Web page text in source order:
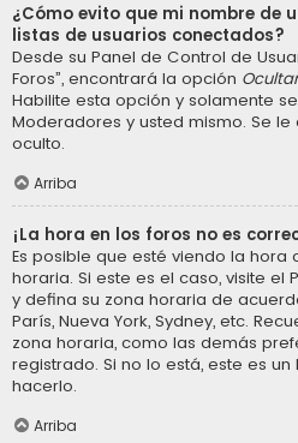
¿Cómo evito que mi nombre de
listas de usuarios conectados?
Desde su Panel de Control de
Foros”, encontrará la opción
Habilite esta opción y solamente
Moderadores y usted mismo. Se
oculto.
Arriba
¡La hora en los foros no es
Es posible que esté viendo la
horaria. Si este es el caso, visite el
y defina su zona horaria de
París, Nueva York, Sydney, etc.
zona horaria, como las demás
registrado. Si no lo está, este es
hacerlo.
Arriba